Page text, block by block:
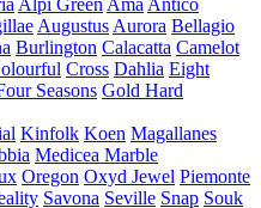
Alpi Green Ama Antico
Augustus Aurora Bellagio
Burlington Calacatta Camelot
Cross Dahlia Eight
Seasons Gold Hard
Kinfolk Koen Magallanes
Medicea Marble
Oregon Oxyd Jewel Piemonte
Savona Seville Snap Souk